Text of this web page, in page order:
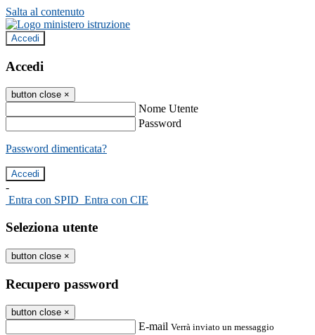
Salta al contenuto
Accedi
Accedi
button close ×
Nome Utente
Password
Password dimenticata?
-
Entra con SPID Entra con CIE
Seleziona utente
button close ×
Recupero password
button close ×
E-mail Verrà inviato un messaggio